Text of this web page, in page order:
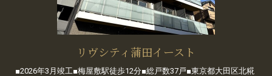
リヴシティ蒲田イースト
■2026年3月竣工■梅屋敷駅徒歩12分■総戸数37戸■東京都大田区北糀